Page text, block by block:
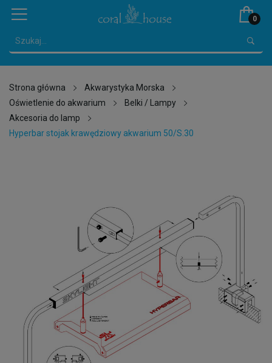
0
Strona główna
Akwarystyka Morska
Oświetlenie do akwarium
Belki / Lampy
Akcesoria do lamp
Hyperbar stojak krawędziowy akwarium 50/S.30